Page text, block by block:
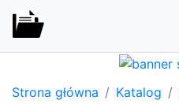
Strona główna Katalog